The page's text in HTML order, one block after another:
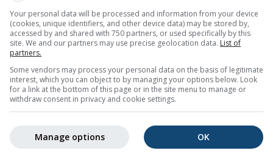
46.81°N 9.72°O bietet alle Wetterinformationen in 3
Your personal data will be processed and information from your device
(cookies, unique identifiers, and other device data) may be stored by,
accessed by and shared with 750 partners, or used specifically by this
site. We and our partners may use precise geolocation data. List of
partners.
Some vendors may process your personal data on the basis of legitimate
interest, which you can object to by managing your options below. Look
for a link at the bottom of this page or in the site menu to manage or
withdraw consent in privacy and cookie settings.
OK
Manage options